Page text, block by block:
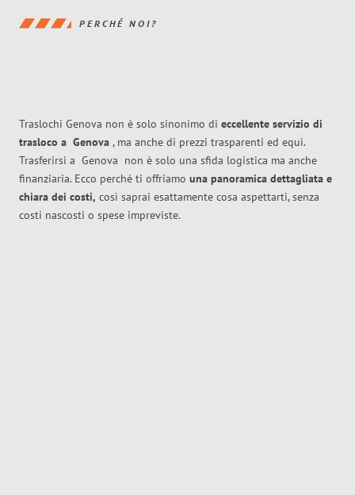
PERCHÉ NOI?
Traslochi Genova non è solo sinonimo di eccellente servizio di
trasloco a Genova , ma anche di prezzi trasparenti ed equi.
Trasferirsi a Genova non è solo una sfida logistica ma anche
finanziaria. Ecco perché ti offriamo una panoramica dettagliata e
chiara dei costi, così saprai esattamente cosa aspettarti, senza
costi nascosti o spese impreviste.